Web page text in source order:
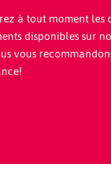
à tout moment
disponibles sur
vous